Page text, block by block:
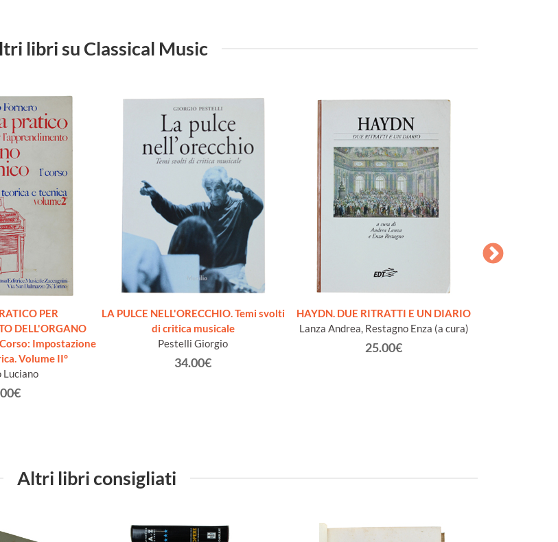
libri su Classical Music
PER
DELL'ORGANO
Impostazione
Volume II°
Luciano
LA PULCE NELL'ORECCHIO. Temi svolti
di critica musicale
Pestelli Giorgio
34.00€
HAYDN. DUE RITRATTI E UN DIARIO
Lanza Andrea, Restagno Enza (a cura)
25.00€
Altri libri consigliati